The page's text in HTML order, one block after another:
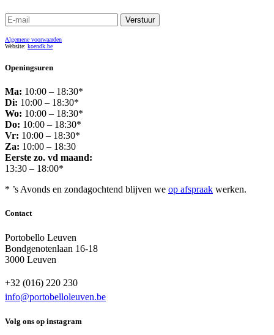
Algemene voorwaarden
Website: koendk.be
Openingsuren
Ma: 10:00 – 18:30*
Di: 10:00 – 18:30*
Wo: 10:00 – 18:30*
Do: 10:00 – 18:30*
Vr: 10:00 – 18:30*
Za: 10:00 – 18:30
Eerste zo. vd maand:
13:30 – 18:00*
* ’s Avonds en zondagochtend blijven we op afspraak werken.
Contact
Portobello Leuven
Bondgenotenlaan 16-18
3000 Leuven
+32 (016) 220 230
info@portobelloleuven.be
Volg ons op instagram